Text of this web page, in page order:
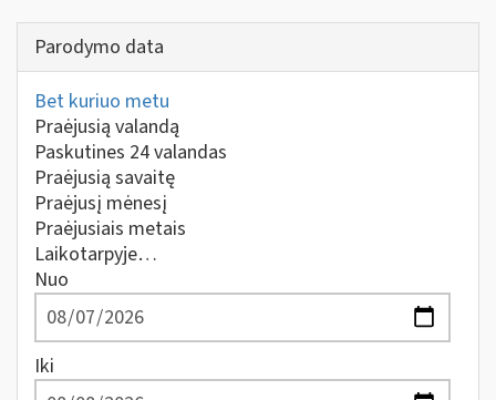
Parodymo data
Bet kuriuo metu
Praėjusią valandą
Paskutines 24 valandas
Praėjusią savaitę
Praėjusį mėnesį
Praėjusiais metais
Laikotarpyje…
Nuo
Iki